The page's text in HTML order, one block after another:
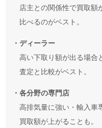
店主との関係性で買取額
比べるのがベスト。
・ディーラー
高い下取り額が出る場合
査定と比較がベスト。
・各分野の専門店
高排気量に強い・輸入車
買取額が上がることも。